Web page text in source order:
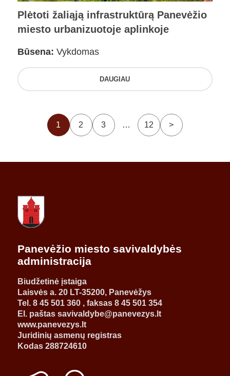
Plėtoti žaliąją infrastruktūrą Panevėžio
miesto urbanizuotoje aplinkoje
Būsena: Vykdomas
DAUGIAU
1 2 3 … 12 >
Panevėžio miesto savivaldybės
administracija
Biudžetinė įstaiga
Laisvės a. 20 LT-35200, Panevėžys
Tel. 8 45 501 360 , faksas 8 45 501 354
El. paštas savivaldybe@panevezys.lt
www.panevezys.lt
Juridinių asmenų registras
Kodas 288724610